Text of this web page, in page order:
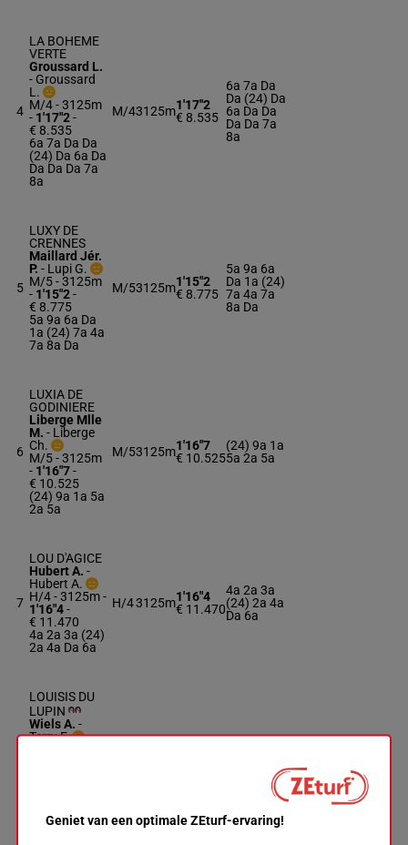
4
LA BOHEME
VERTE
Groussard L.
- Groussard
L.
M/4 - 3125m
- 1'17"2-
€ 8.535
6a 7a Da Da
(24) Da 6a Da
Da Da Da 7a
8a
M/43125m1'17"2
€ 8.535
6a 7a Da
Da (24) Da
6a Da Da
Da Da 7a
8a
5
LUXY DE
CRENNES
Maillard Jér.
P. - Lupi G.
M/5 - 3125m
- 1'15"2-
€ 8.775
5a 9a 6a Da
1a (24) 7a 4a
7a 8a Da
M/53125m1'15"2
€ 8.775
5a 9a 6a
Da 1a (24)
7a 4a 7a
8a Da
6
LUXIA DE
GODINIERE
Liberge Mlle
M. - Liberge
Ch.
M/5 - 3125m
- 1'16"7-
€ 10.525
(24) 9a 1a 5a
2a 5a
M/53125m1'16"7
€ 10.525
(24) 9a 1a
5a 2a 5a
7
LOU D'AGICE
Hubert A. -
Hubert A.
H/4 - 3125m-
1'16"4-
€ 11.470
4a 2a 3a (24)
2a 4a Da 6a
H/43125m1'16"4
€ 11.470
4a 2a 3a
(24) 2a 4a
Da 6a
LOUISIS DU
LUPIN
Wiels A. -
Terry F.
Geniet van een optimale ZEturf-ervaring!